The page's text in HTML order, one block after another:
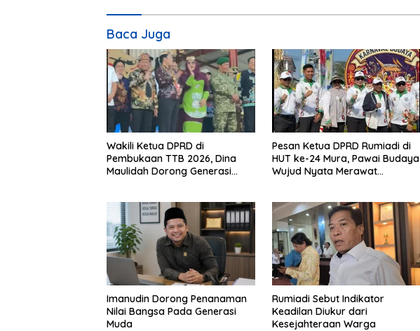
Baca Juga
Wakili Ketua DPRD di
Pembukaan TTB 2026, Dina
Maulidah Dorong Generasi
Pesan Ketua DPRD Rumiadi di
HUT ke-24 Mura, Pawai Budaya
Wujud Nyata Merawat
Imanudin Dorong Penanaman
Nilai Bangsa Pada Generasi
Muda
Rumiadi Sebut Indikator
Keadilan Diukur dari
Kesejahteraan Warga